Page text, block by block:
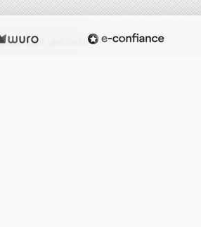
attribuer une note !